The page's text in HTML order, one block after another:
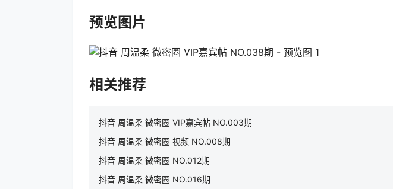
预览图片
相关推荐
抖音 周温柔 微密圈 VIP嘉宾帖 NO.003期
抖音 周温柔 微密圈 视频 NO.008期
抖音 周温柔 微密圈 NO.012期
抖音 周温柔 微密圈 NO.016期